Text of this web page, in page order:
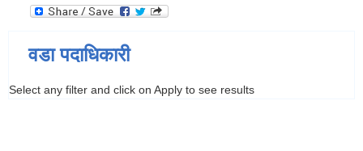
वडा पदाधिकारी
Select any filter and click on Apply to see results